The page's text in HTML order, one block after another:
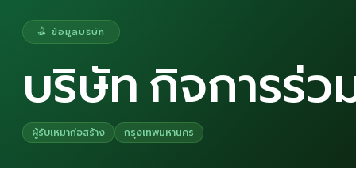
ข้อมูลบริษัท
บริษัท กิจการร่ว
ผู้รับเหมาก่อสร้าง กรุงเทพมหานคร